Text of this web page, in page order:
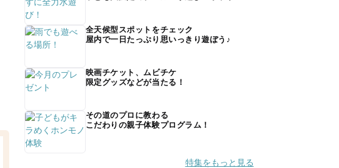
全天候型スポットをチェック
屋内で一日たっぷり思いっきり遊ぼう♪
映画チケット、ムビチケ
限定グッズなどが当たる！
その道のプロに教わる
こだわりの親子体験プログラム！
特集をもっと見る